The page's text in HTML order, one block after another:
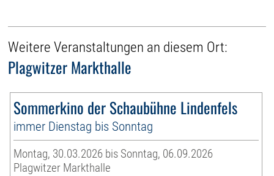
Weitere Veranstaltungen an diesem Ort:
Plagwitzer Markthalle
Sommerkino der Schaubühne Lindenfels
immer Dienstag bis Sonntag
Montag, 30.03.2026 bis Sonntag, 06.09.2026
Plagwitzer Markthalle